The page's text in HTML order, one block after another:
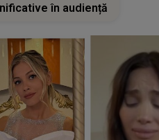
în audiență